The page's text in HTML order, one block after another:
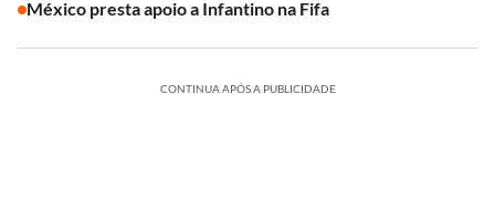
México presta apoio a Infantino na Fifa
CONTINUA APÓS A PUBLICIDADE